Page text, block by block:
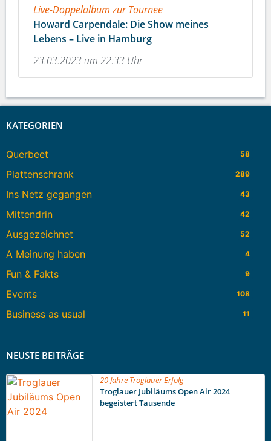
Live-Doppelalbum zur Tournee
Howard Carpendale: Die Show meines
Lebens – Live in Hamburg
23.03.2023 um 22:33 Uhr
KATEGORIEN
Querbeet 58
Plattenschrank 289
Ins Netz gegangen 43
Mittendrin 42
Ausgezeichnet 52
A Meinung haben 4
Fun & Fakts 9
Events 108
Business as usual 11
NEUSTE BEITRÄGE
20 Jahre Troglauer Erfolg
Troglauer Jubiläums Open Air 2024
begeistert Tausende